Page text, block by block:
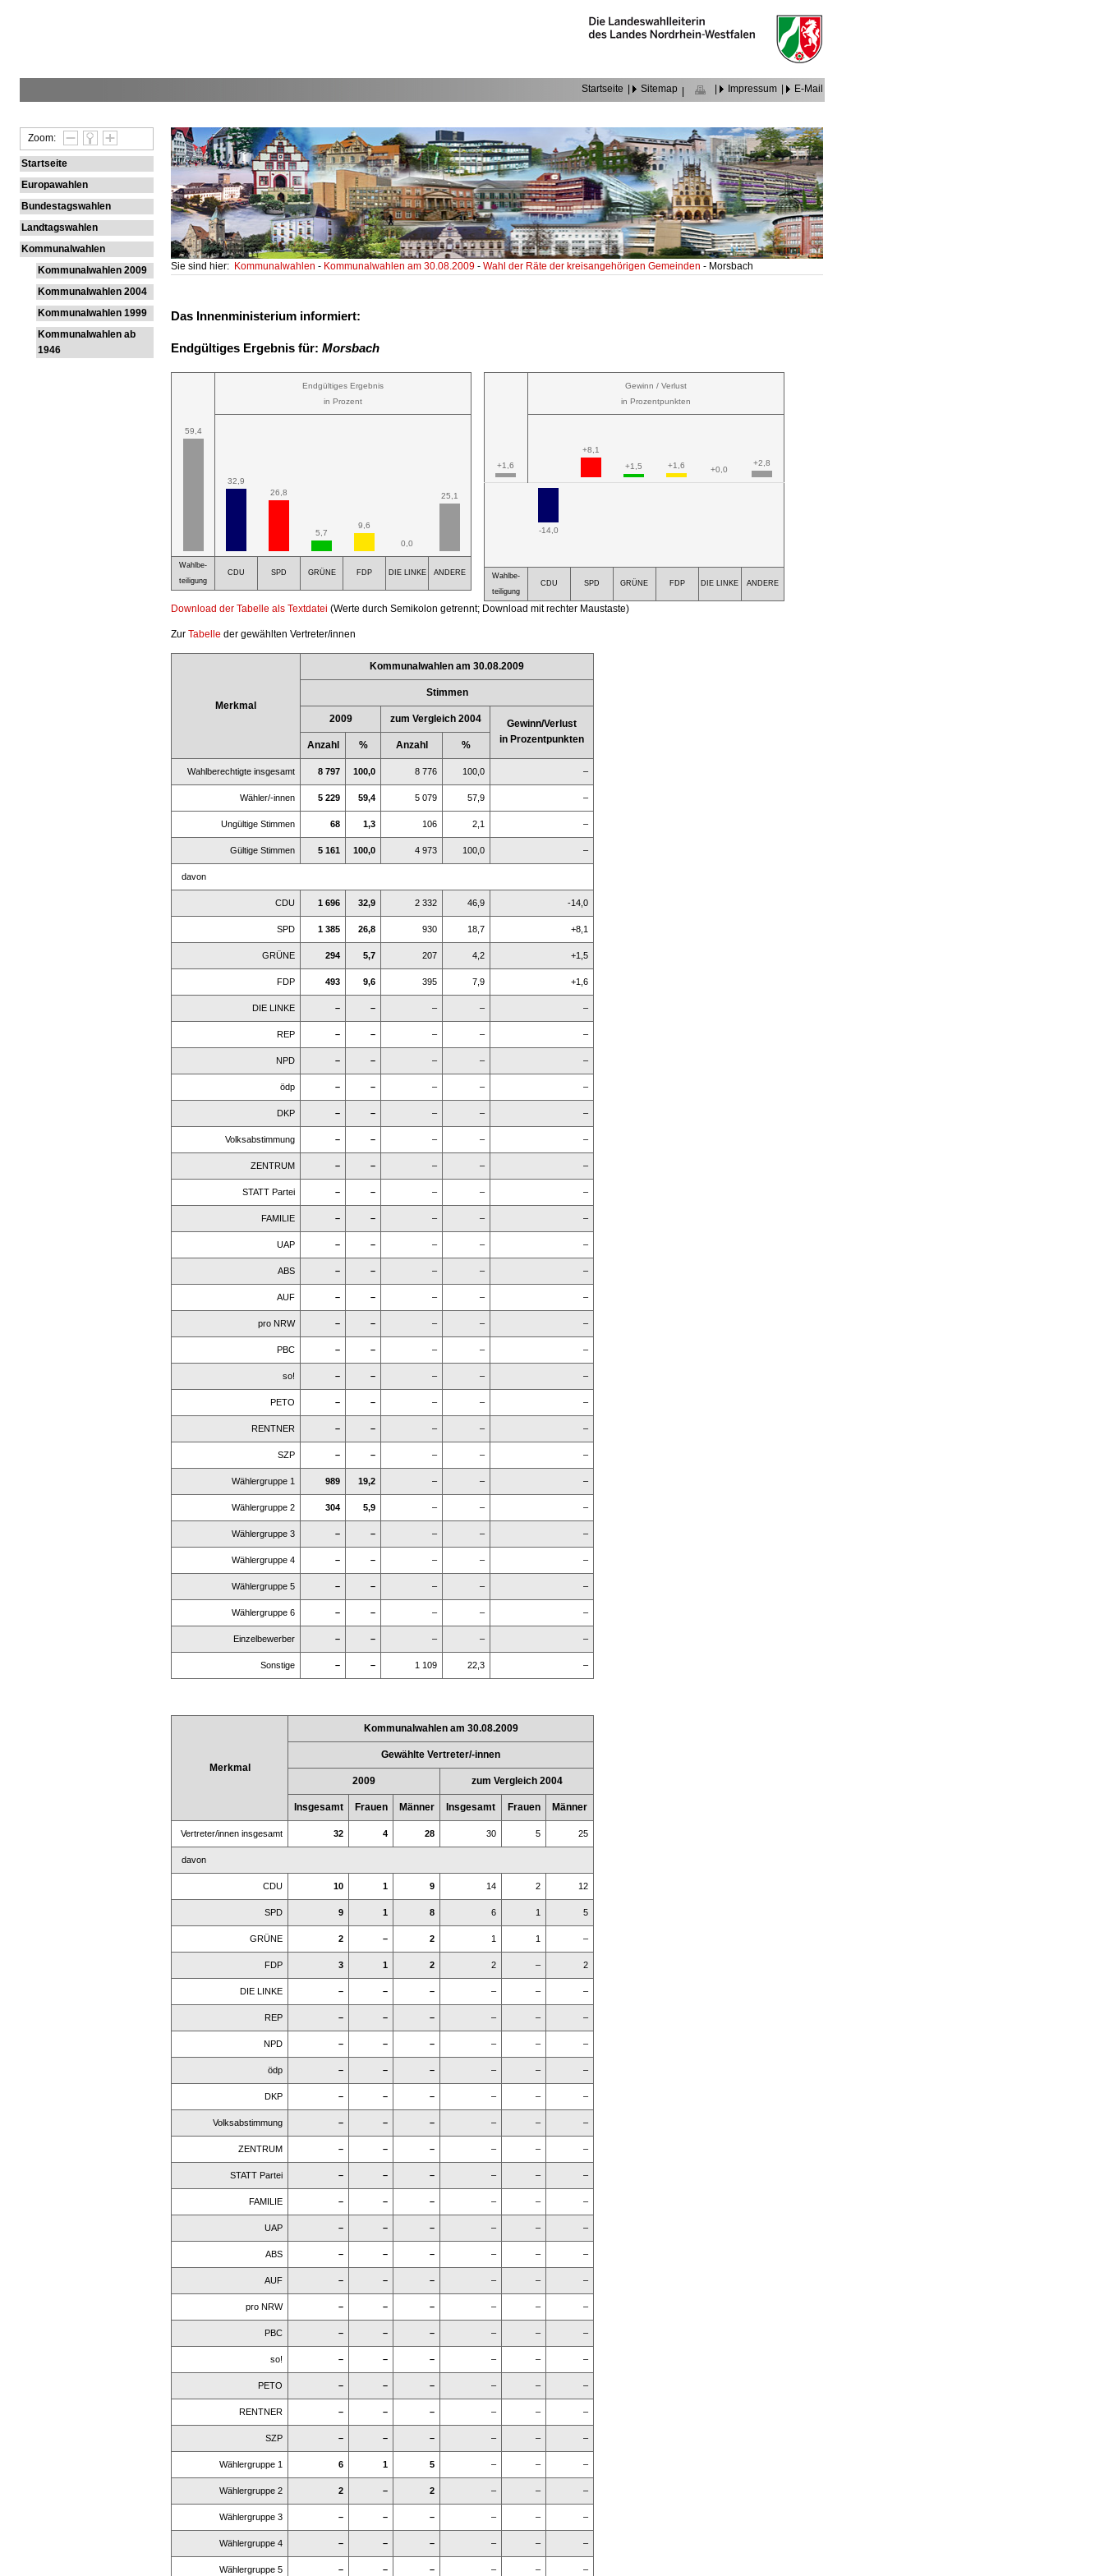
Startseite Sitemap Impressum E-Mail
Zoom:
Startseite
Europawahlen
Bundestagswahlen
Landtagswahlen
Kommunalwahlen
Kommunalwahlen 2009
Kommunalwahlen 2004
Kommunalwahlen 1999
Kommunalwahlen ab
1946
Sie sind hier: Kommunalwahlen- Kommunalwahlen am 30.08.2009-Wahl der Räte der kreisangehörigen Gemeinden- Morsbach
Das Innenministerium informiert:
Endgültiges Ergebnis für:Morsbach
59,4
Endgültiges Ergebnis
in Prozent
32,9
26,8
5,7
9,6
0,0
25,1
Wahlbe-
teiligung
CDU SPD GRÜNE FDP DIE LINKE ANDERE
+1,6
Gewinn / Verlust
in Prozentpunkten
+8,1
+1,5
+1,6 +0,0
+2,8
-14,0
Wahlbe-
teiligung
CDU SPD GRÜNE FDP DIE LINKE ANDERE
Download der Tabelle als Textdatei (Werte durch Semikolon getrennt; Download mit rechter Maustaste)
ZurTabelle der gewählten Vertreter/innen
Merkmal
Kommunalwahlen am 30.08.2009
Stimmen
2009 zum Vergleich 2004
Gewinn/Verlust
in Prozentpunkten
Anzahl % Anzahl %
Wahlberechtigte insgesamt 8 797 100,0 8 776 100,0 –
Wähler/-innen 5 229 59,4 5 079 57,9 –
Ungültige Stimmen 68 1,3 106 2,1 –
Gültige Stimmen 5 161 100,0 4 973 100,0 –
davon
CDU 1 696 32,9 2 332 46,9 -14,0
SPD 1 385 26,8 930 18,7 +8,1
GRÜNE 294 5,7 207 4,2 +1,5
FDP 493 9,6 395 7,9 +1,6
DIE LINKE – – – – –
REP – – – – –
NPD – – – – –
ödp – – – – –
DKP – – – – –
Volksabstimmung – – – – –
ZENTRUM – – – – –
STATT Partei – – – – –
FAMILIE – – – – –
UAP – – – – –
ABS – – – – –
AUF – – – – –
pro NRW – – – – –
PBC – – – – –
so! – – – – –
PETO – – – – –
RENTNER – – – – –
SZP – – – – –
Wählergruppe 1 989 19,2 – – –
Wählergruppe 2 304 5,9 – – –
Wählergruppe 3 – – – – –
Wählergruppe 4 – – – – –
Wählergruppe 5 – – – – –
Wählergruppe 6 – – – – –
Einzelbewerber – – – – –
Sonstige – – 1 109 22,3 –
Merkmal
Kommunalwahlen am 30.08.2009
Gewählte Vertreter/-innen
2009 zum Vergleich 2004
Insgesamt Frauen Männer Insgesamt Frauen Männer
Vertreter/innen insgesamt 32 4 28 30 5 25
davon
CDU 10 1 9 14 2 12
SPD 9 1 8 6 1 5
GRÜNE 2 – 2 1 1 –
FDP 3 1 2 2 – 2
DIE LINKE – – – – – –
REP – – – – – –
NPD – – – – – –
ödp – – – – – –
DKP – – – – – –
Volksabstimmung – – – – – –
ZENTRUM – – – – – –
STATT Partei – – – – – –
FAMILIE – – – – – –
UAP – – – – – –
ABS – – – – – –
AUF – – – – – –
pro NRW – – – – – –
PBC – – – – – –
so! – – – – – –
PETO – – – – – –
RENTNER – – – – – –
SZP – – – – – –
Wählergruppe 1 6 1 5 – – –
Wählergruppe 2 2 – 2 – – –
Wählergruppe 3 – – – – – –
Wählergruppe 4 – – – – – –
Wählergruppe 5 – – – – – –